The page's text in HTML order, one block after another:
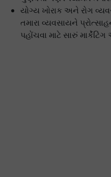
યોગ્ય ખોરાક અને રોગ
તમારા વ્યવસાયને
પહોંચવા માટે સારું માર્કેટિંગ